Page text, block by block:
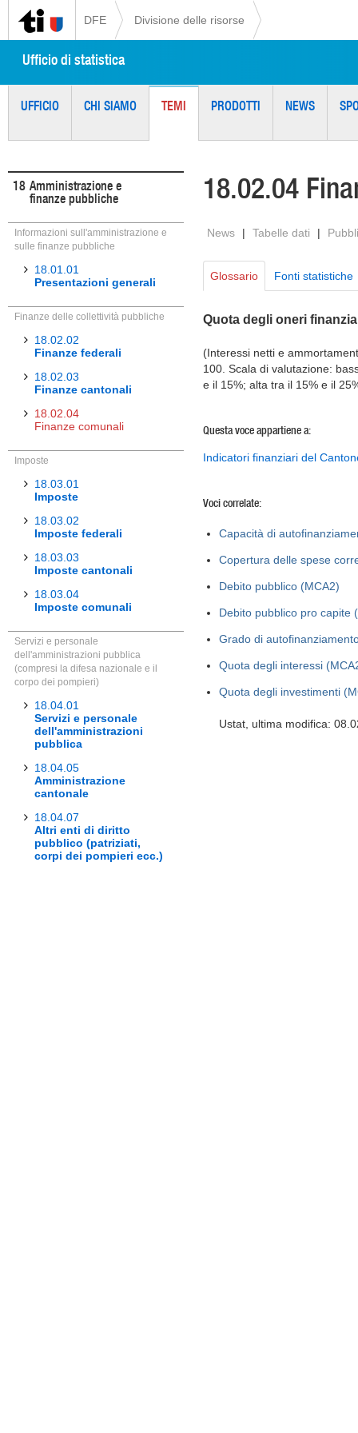
DFE Divisione delle risorse
Ufficio di statistica
UFFICIO CHI SIAMO TEMI PRODOTTI NEWS
18 Amministrazione e
finanze pubbliche
Informazioni sull'amministrazione e
sulle finanze pubbliche
18.01.01
Presentazioni generali
Finanze delle collettività pubbliche
18.02.02
Finanze federali
18.02.03
Finanze cantonali
18.02.04
Finanze comunali
Imposte
18.03.01
Imposte
18.03.02
Imposte federali
18.03.03
Imposte cantonali
18.03.04
Imposte comunali
Servizi e personale
dell'amministrazioni pubblica
(compresi la difesa nazionale e il
corpo dei pompieri)
18.04.01
Servizi e personale
dell'amministrazioni
pubblica
18.04.05
Amministrazione
cantonale
18.04.07
Altri enti di diritto
pubblico (patriziati,
corpi dei pompieri ecc.)
18.02.04
News | Tabelle dati |
Glossario Fonti statistiche
Quota degli oneri
(Interessi netti e
100. Scala di valutazione:
e il 15%; alta tra il 15% e il
Questa voce appartiene a:
Indicatori finanziari del
Voci correlate:
Capacità di
Copertura delle spese
Debito pubblico (MCA2)
Debito pubblico pro capite
Grado di
Quota degli interessi
Quota degli investimenti
Ustat, ultima modifica: